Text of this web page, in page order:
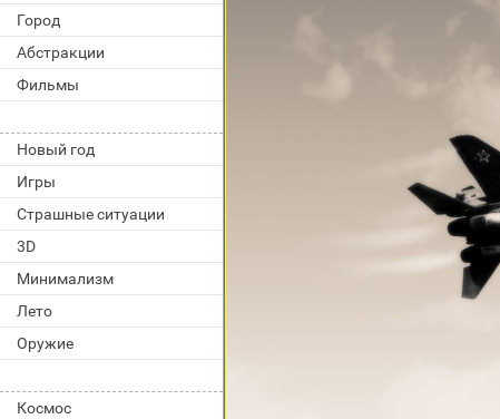
Город
Абстракции
Фильмы
Новый год
Игры
Страшные ситуации
3D
Минимализм
Лето
Оружие
Космос